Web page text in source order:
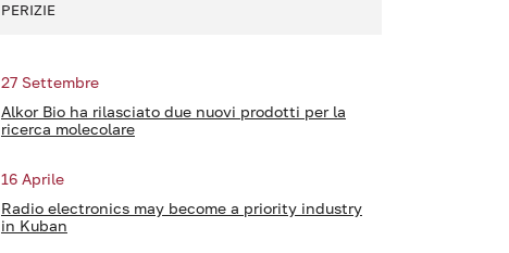
PERIZIE
27 Settembre
Alkor Bio ha rilasciato due nuovi prodotti per la
ricerca molecolare
16 Aprile
Radio electronics may become a priority industry
in Kuban